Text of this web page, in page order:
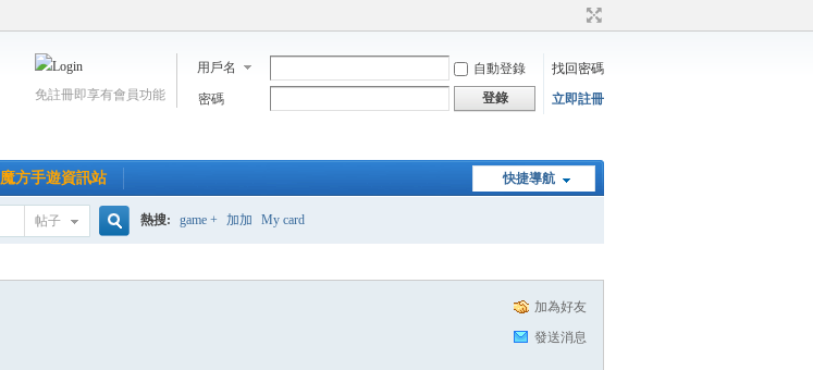
用戶名 自動登錄
找回密碼
密碼
登錄 立即註冊
免註冊即享有會員功能
快捷導航
魔方手遊資訊站
帖子 熱搜: game + 加加 My card
加為好友
發送消息